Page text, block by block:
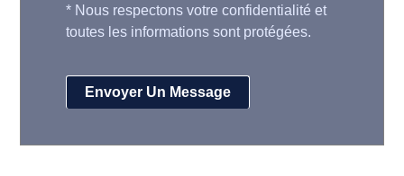
* Nous respectons votre confidentialité et
toutes les informations sont protégées.